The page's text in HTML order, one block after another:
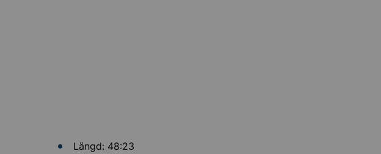
Längd: 48:23